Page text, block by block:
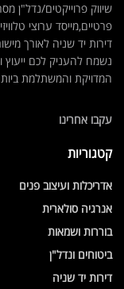
שיווק פרוייקטים/נדל"ן
פרטיים,מייסד ערוצי
דירות יד שניה לאורך
נשמח להעניק לכם ייעוץ
המדויקת והמשתלמת
עקבו אחרינו
קטגוריות
אדריכלות ועיצוב פנים
אנרגיה סולארית
בוררות ושמאות
ביטוחים ונדל"ן
דירות יד שניה